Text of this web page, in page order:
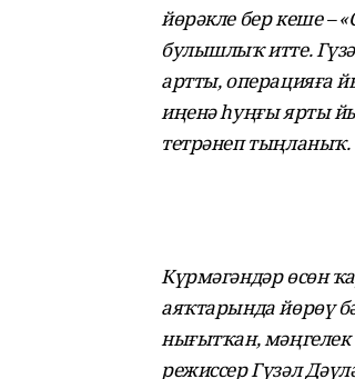
йөрәкле бер кеше –
булышлыҡ итте.
артты, операцияға
иңенә һуңғы ярты
тетрәнеп тыңланыҡ.
Күрмәгәндәр өсөн
аяҡтарында йөрөү
нығытҡан, мәңгелек
режиссер Гүзәл